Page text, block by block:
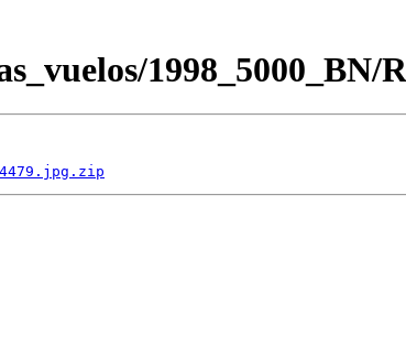
1998_5000_BN/